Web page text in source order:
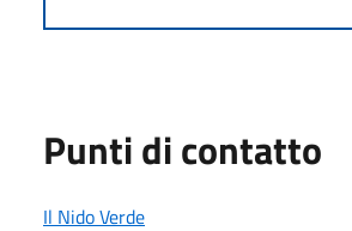
Punti di contatto
Il Nido Verde